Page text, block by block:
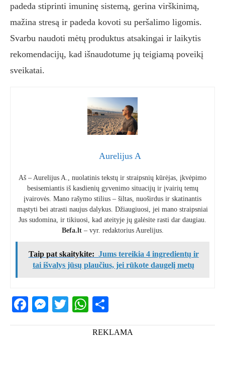
padeda stiprinti imuninę sistemą, gerina virškinimą,
mažina stresą ir padeda kovoti su peršalimo ligomis.
Svarbu naudoti mėtų produktus atsakingai ir laikytis
rekomendacijų, kad išnaudotume jų teigiamą poveikį
sveikatai.
Aurelijus A
Aš – Aurelijus A., nuolatinis tekstų ir straipsnių kūrėjas, įkvėpimo
besisemiantis iš kasdienių gyvenimo situacijų ir įvairių temų
įvairovės. Mano rašymo stilius – šiltas, nuoširdus ir skatinantis
mąstyti bei atrasti naujus dalykus. Džiaugiuosi, jei mano straipsniai
Jus sudomina, ir tikiuosi, kad ateityje jų galėsite rasti dar daugiau.
Befa.lt– vyr. redaktorius Aurelijus.
Taip pat skaitykite: Jums tereikia 4 ingredientų ir
tai išvalys jūsų plaučius, jei rūkote daugelį metų
Facebook
Messenger
TwitterWhatsApp
REKLAMA